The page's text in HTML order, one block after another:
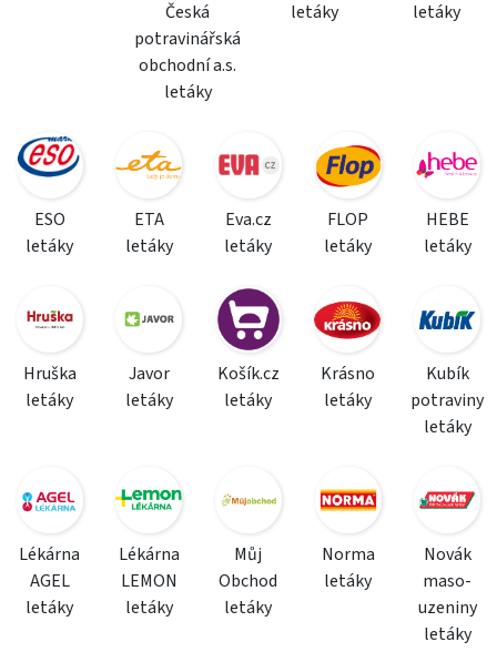
Česká
potravinářská
obchodní a.s.
letáky
letáky
letáky
ESO
letáky
ETA
letáky
Eva.cz
letáky
FLOP
letáky
HEBE
letáky
Hruška
letáky
Javor
letáky
Košík.cz
letáky
Krásno
letáky
Kubík
potraviny
letáky
Lékárna
AGEL
letáky
Lékárna
LEMON
letáky
Můj
Obchod
letáky
Norma
letáky
Novák
maso-
uzeniny
letáky